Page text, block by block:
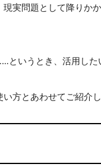
実問題として降りか
いうとき、活用した
方とあわせてご紹介し